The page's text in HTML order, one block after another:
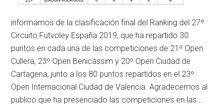
informamos de la clasificación final del Ranking del 27º
Circuito Futvoley España 2019, que ha repartido 30
puntos en cada una de las competiciones de 21º Open
Cullera, 23º Open Benicàssim y 20º Open Ciudad de
Cartagena, junto a los 80 puntos repartidos en el 23º
Open Internacional Ciudad de Valencia. Agradecemos al
publico que ha presenciado las competiciones en las …